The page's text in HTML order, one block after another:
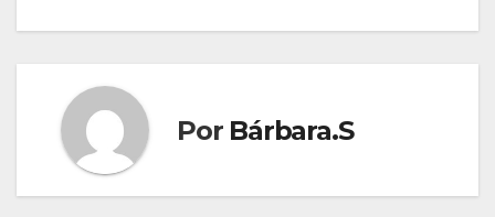
entradas
Por Bárbara.S